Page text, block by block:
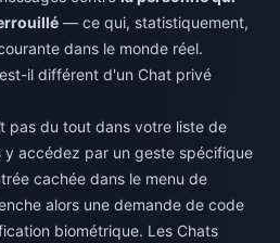
— ce qui, statistiquement,
dans le monde réel.
il différent d'un Chat privé
pas du tout dans votre liste de
y accédez par un geste spécifique
cachée dans le menu de
alors une demande de code
biométrique. Les Chats